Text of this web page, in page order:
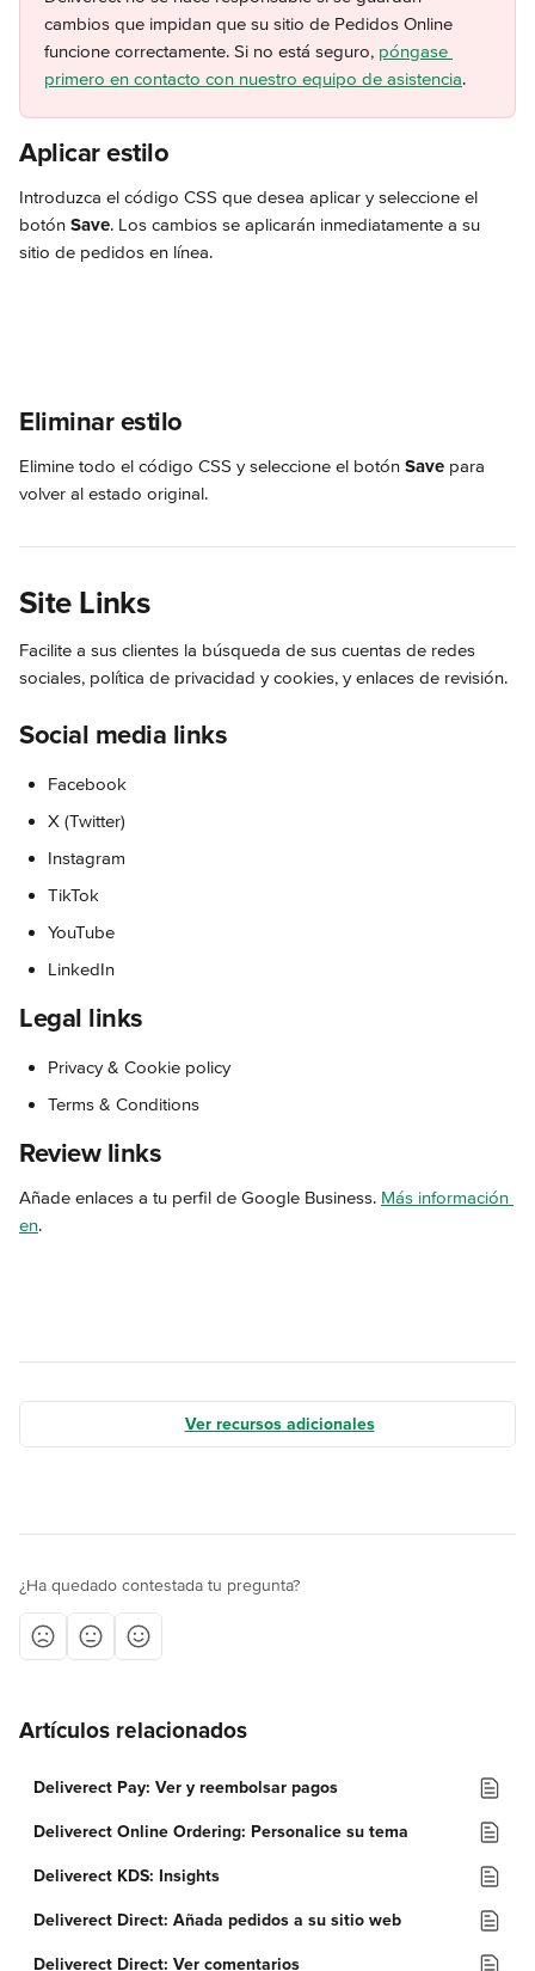
cambios que impidan que su sitio de Pedidos Online
funcione correctamente. Si no está seguro, póngase
primero en contacto con nuestro equipo de asistencia.
Aplicar estilo
Introduzca el código CSS que desea aplicar y seleccione el
botón Save. Los cambios se aplicarán inmediatamente a su
sitio de pedidos en línea.
Eliminar estilo
Elimine todo el código CSS y seleccione el botón Save para
volver al estado original.
Site Links
Facilite a sus clientes la búsqueda de sus cuentas de redes
sociales, política de privacidad y cookies, y enlaces de revisión.
Social media links
Facebook
X (Twitter)
Instagram
TikTok
YouTube
LinkedIn
Legal links
Privacy & Cookie policy
Terms & Conditions
Review links
Añade enlaces a tu perfil de Google Business. Más información
en.
Ver recursos adicionales
¿Ha quedado contestada tu pregunta?
Artículos relacionados
Deliverect Pay: Ver y reembolsar pagos
Deliverect Online Ordering: Personalice su tema
Deliverect KDS: Insights
Deliverect Direct: Añada pedidos a su sitio web
Deliverect Direct: Ver comentarios